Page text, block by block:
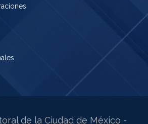
de la Ciudad de México -